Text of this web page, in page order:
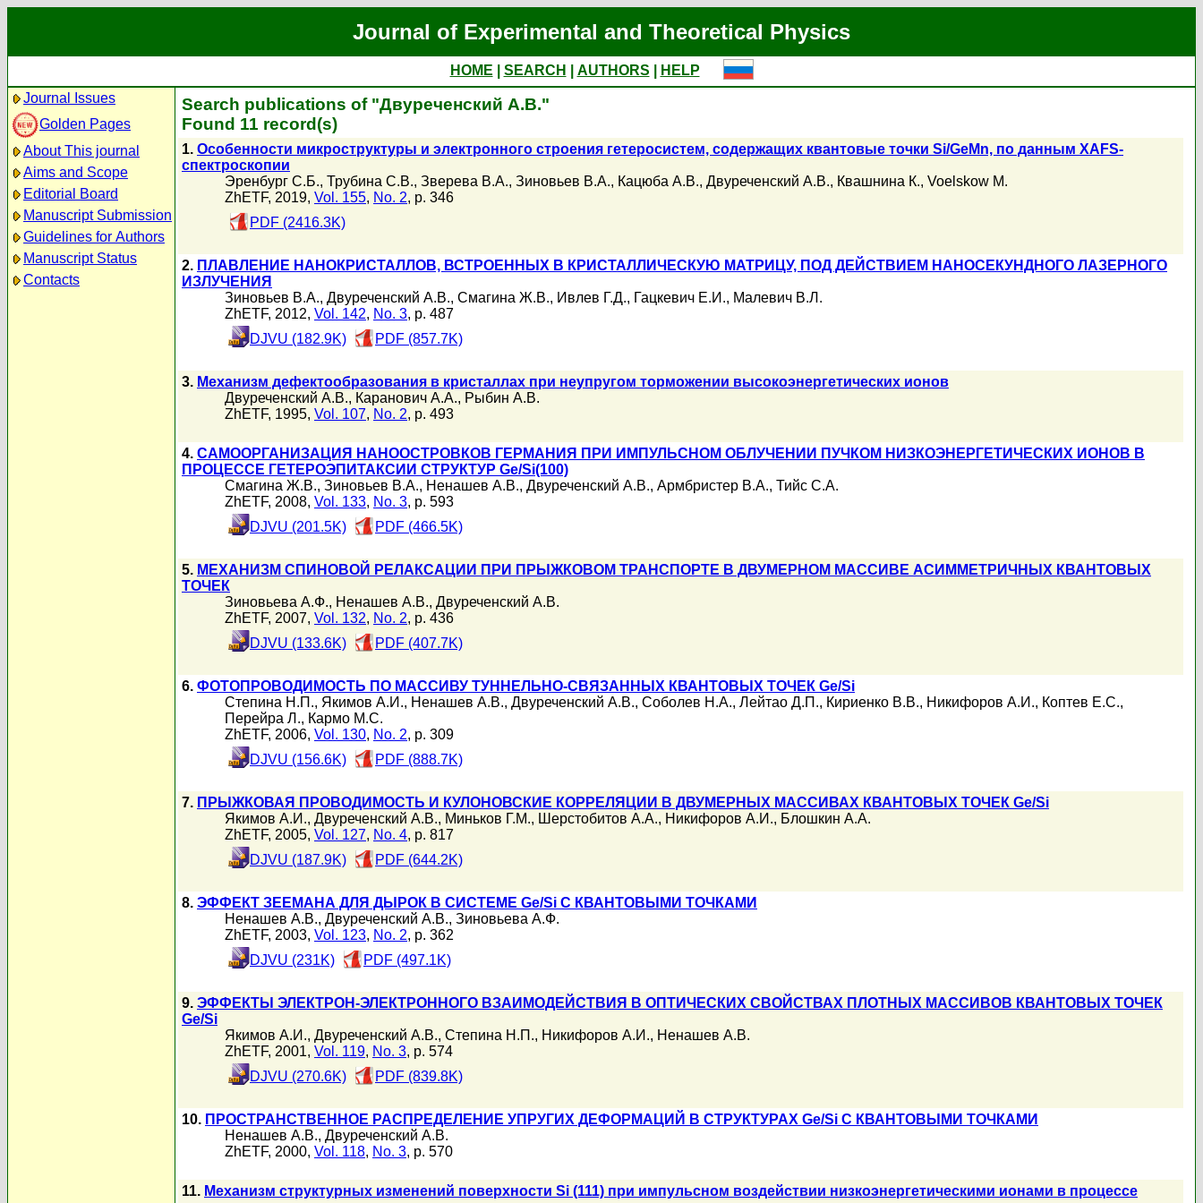
Journal of Experimental and Theoretical Physics
HOME SEARCH AUTHORS
HELP
Journal Issues
Golden Pages
About This journal
Aims and Scope
Editorial Board
Manuscript Submission
Guidelines for Authors
Manuscript Status
Contacts
Search publications of "Двуреченский А.В."
Found 11 record(s)
1. Особенности микроструктуры и электронного строения гетеросистем, содержащих квантовые точки Si/GeMn, по данным XAFS-
спектроскопии
Эренбург С.Б., Трубина С.В., Зверева В.А., Зиновьев В.А., Кацюба А.В., Двуреченский А.В., Квашнина К., Voelskow M.
ZhETF, 2019, Vol. 155, No. 2, p. 346
PDF (2416.3K)
2. ПЛАВЛЕНИЕ НАНОКРИСТАЛЛОВ, ВСТРОЕННЫХ В КРИСТАЛЛИЧЕСКУЮ МАТРИЦУ, ПОД ДЕЙСТВИЕМ НАНОСЕКУНДНОГО ЛАЗЕРНОГО
ИЗЛУЧЕНИЯ
Зиновьев В.А., Двуреченский А.В., Смагина Ж.В., Ивлев Г.Д., Гацкевич Е.И., Малевич В.Л.
ZhETF, 2012, Vol. 142, No. 3, p. 487
DJVU (182.9K)
PDF (857.7K)
3. Механизм дефектообразования в кристаллах при неупругом торможении высокоэнергетических ионов
Двуреченский А.В., Каранович А.А., Рыбин А.В.
ZhETF, 1995, Vol. 107, No. 2, p. 493
4. САМООРГАНИЗАЦИЯ НАНООСТРОВКОВ ГЕРМАНИЯ ПРИ ИМПУЛЬСНОМ ОБЛУЧЕНИИ ПУЧКОМ НИЗКОЭНЕРГЕТИЧЕСКИХ ИОНОВ В
ПРОЦЕССЕ ГЕТЕРОЭПИТАКСИИ СТРУКТУР Ge/Si(100)
Смагина Ж.В., Зиновьев В.А., Ненашев А.В., Двуреченский А.В., Армбристер В.А., Тийс С.А.
ZhETF, 2008, Vol. 133, No. 3, p. 593
DJVU (201.5K)
PDF (466.5K)
5. МЕХАНИЗМ СПИНОВОЙ РЕЛАКСАЦИИ ПРИ ПРЫЖКОВОМ ТРАНСПОРТЕ В ДВУМЕРНОМ МАССИВЕ АСИММЕТРИЧНЫХ КВАНТОВЫХ
ТОЧЕК
Зиновьева А.Ф., Ненашев А.В., Двуреченский А.В.
ZhETF, 2007, Vol. 132, No. 2, p. 436
DJVU (133.6K)
PDF (407.7K)
6. ФОТОПРОВОДИМОСТЬ ПО МАССИВУ ТУННЕЛЬНО-СВЯЗАННЫХ КВАНТОВЫХ ТОЧЕК Ge/Si
Степина Н.П., Якимов А.И., Ненашев А.В., Двуреченский А.В., Соболев Н.А., Лейтао Д.П., Кириенко В.В., Никифоров А.И., Коптев Е.С.,
Перейра Л., Кармо М.С.
ZhETF, 2006, Vol. 130, No. 2, p. 309
DJVU (156.6K)
PDF (888.7K)
7. ПРЫЖКОВАЯ ПРОВОДИМОСТЬ И КУЛОНОВСКИЕ КОРРЕЛЯЦИИ В ДВУМЕРНЫХ МАССИВАХ КВАНТОВЫХ ТОЧЕК Ge/Si
Якимов А.И., Двуреченский А.В., Миньков Г.М., Шерстобитов А.А., Никифоров А.И., Блошкин А.А.
ZhETF, 2005, Vol. 127, No. 4, p. 817
DJVU (187.9K)
PDF (644.2K)
8. ЭФФЕКТ ЗЕЕМАНА ДЛЯ ДЫРОК В СИСТЕМЕ Ge/Si С КВАНТОВЫМИ ТОЧКАМИ
Ненашев А.В., Двуреченский А.В., Зиновьева А.Ф.
ZhETF, 2003, Vol. 123, No. 2, p. 362
DJVU (231K)
PDF (497.1K)
9. ЭФФЕКТЫ ЭЛЕКТРОН-ЭЛЕКТРОННОГО ВЗАИМОДЕЙСТВИЯ В ОПТИЧЕСКИХ СВОЙСТВАХ ПЛОТНЫХ МАССИВОВ КВАНТОВЫХ ТОЧЕК
Ge/Si
Якимов А.И., Двуреченский А.В., Степина Н.П., Никифоров А.И., Ненашев А.В.
ZhETF, 2001, Vol. 119, No. 3, p. 574
DJVU (270.6K)
PDF (839.8K)
10. ПРОСТРАНСТВЕННОЕ РАСПРЕДЕЛЕНИЕ УПРУГИХ ДЕФОРМАЦИЙ В СТРУКТУРАХ Ge/Si С КВАНТОВЫМИ ТОЧКАМИ
Ненашев А.В., Двуреченский А.В.
ZhETF, 2000, Vol. 118, No. 3, p. 570
11. Механизм структурных изменений поверхности Si (111) при импульсном воздействии низкоэнергетическими ионами в процессе